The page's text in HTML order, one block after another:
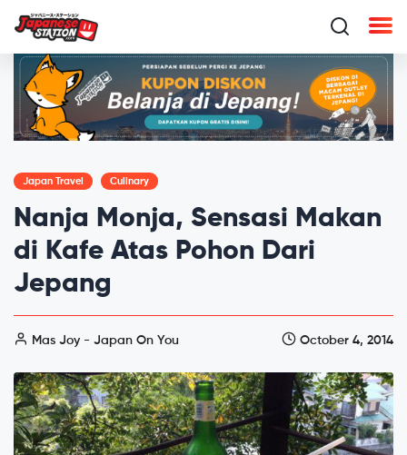
Japan Travel Culinary
Nanja Monja, Sensasi Makan
di Kafe Atas Pohon Dari
Jepang
Mas Joy - Japan On You October 4, 2014